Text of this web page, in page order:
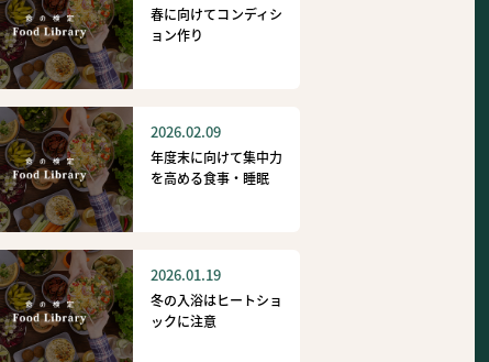
春に向けてコンディシ
ョン作り
2026.02.09
年度末に向けて集中力
を高める食事・睡眠
2026.01.19
冬の入浴はヒートショ
ックに注意